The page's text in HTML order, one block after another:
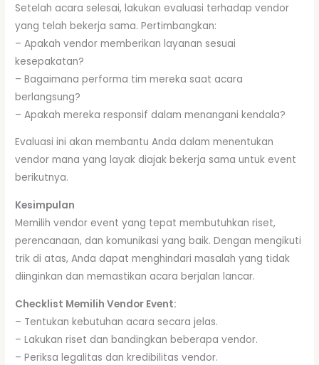
Setelah acara selesai, lakukan evaluasi terhadap vendor
yang telah bekerja sama. Pertimbangkan:
– Apakah vendor memberikan layanan sesuai
kesepakatan?
– Bagaimana performa tim mereka saat acara
berlangsung?
– Apakah mereka responsif dalam menangani kendala?
Evaluasi ini akan membantu Anda dalam menentukan
vendor mana yang layak diajak bekerja sama untuk event
berikutnya.
Kesimpulan
Memilih vendor event yang tepat membutuhkan riset,
perencanaan, dan komunikasi yang baik. Dengan mengikuti
trik di atas, Anda dapat menghindari masalah yang tidak
diinginkan dan memastikan acara berjalan lancar.
Checklist Memilih Vendor Event:
– Tentukan kebutuhan acara secara jelas.
– Lakukan riset dan bandingkan beberapa vendor.
– Periksa legalitas dan kredibilitas vendor.